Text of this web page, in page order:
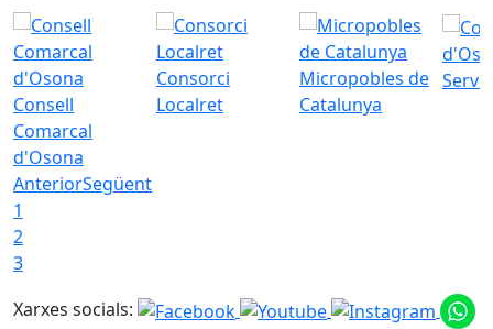
Consell
Comarcal
d'Osona
Consorci
Localret
Micropobles de
Catalunya
AnteriorSegüent
1
2
3
Xarxes socials: